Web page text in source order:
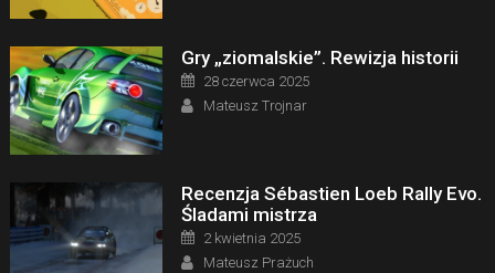
Gry „ziomalskie”. Rewizja historii
Posted on
28 czerwca 2025
Author
Mateusz Trojnar
Recenzja Sébastien Loeb Rally Evo.
Śladami mistrza
Posted on
2 kwietnia 2025
Author
Mateusz Prażuch